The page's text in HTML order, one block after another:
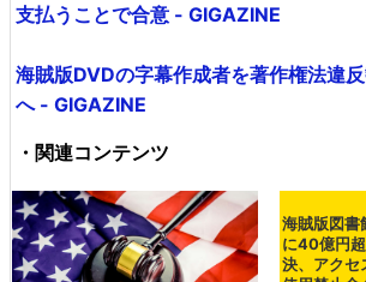
支払うことで合意 - GIGAZINE
海賊版DVDの字幕作成者を著作権法違
へ - GIGAZINE
・関連コンテンツ
海賊版図書
に40億円
決、アクセ